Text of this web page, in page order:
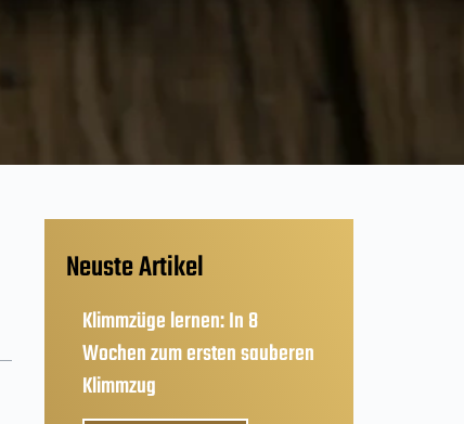
Neuste Artikel
Klimmzüge lernen: In 8
Wochen zum ersten sauberen
Klimmzug